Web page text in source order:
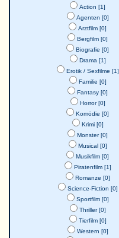
Action [1]
Agenten [0]
Arztfilm [0]
Bergfilm [0]
Biografie [0]
Drama [1]
Erotik / Sexfilme [1]
Familie [0]
Fantasy [0]
Horror [0]
Komödie [0]
Krimi [0]
Monster [0]
Musical [0]
Musikfilm [0]
Piratenfilm [1]
Romanze [0]
Science-Fiction [0]
Sportfilm [0]
Thriller [0]
Tierfilm [0]
Western [0]